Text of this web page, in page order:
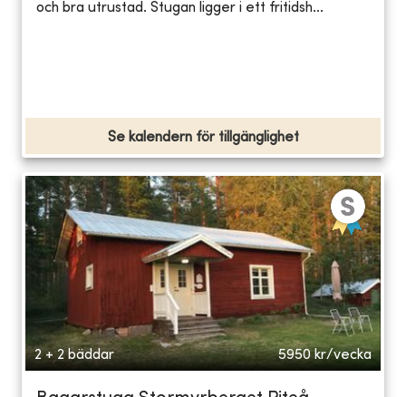
och bra utrustad. Stugan ligger i ett fritidsh...
Se kalendern för tillgänglighet
2 + 2 bäddar 5950 kr/vecka